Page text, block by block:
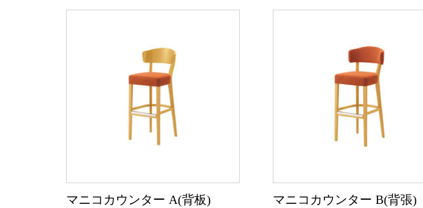
マニコカウンター A(背板)
マニコカウンター B(背張)